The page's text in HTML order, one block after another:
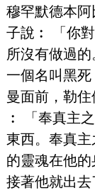
穆罕默德本
子說︰ 「你
所沒有做過
一個名叫黑
曼面前，勒
︰ 「奉真主
東西。奉真
的靈魂在他
接著他就出去